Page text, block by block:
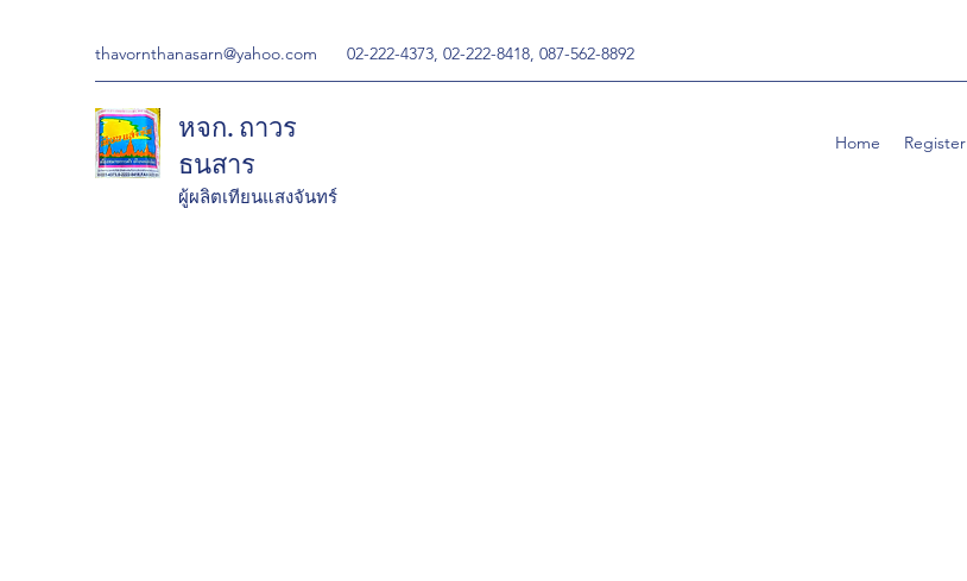
thavornthanasarn@yahoo.com 02-222-4373, 02-222-8418, 087-562-8892
หจก. ถาวร
ธนสาร
ผู้ผลิตเทียนแสงจันทร์
Home Register